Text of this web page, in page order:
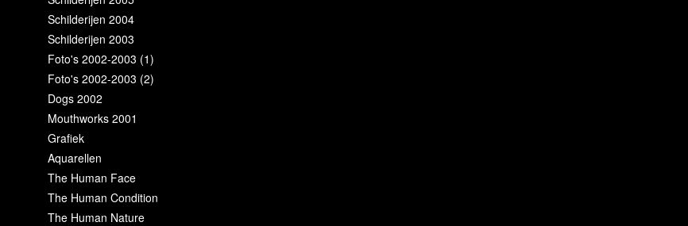
Schilderijen 2004
Schilderijen 2003
Foto's 2002-2003 (1)
Foto's 2002-2003 (2)
Dogs 2002
Mouthworks 2001
Grafiek
Aquarellen
The Human Face
The Human Condition
The Human Nature